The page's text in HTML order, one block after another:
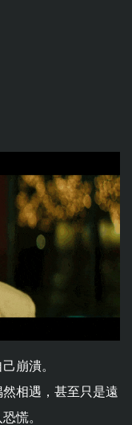
崩潰。
相遇，甚至只是遠
慌。